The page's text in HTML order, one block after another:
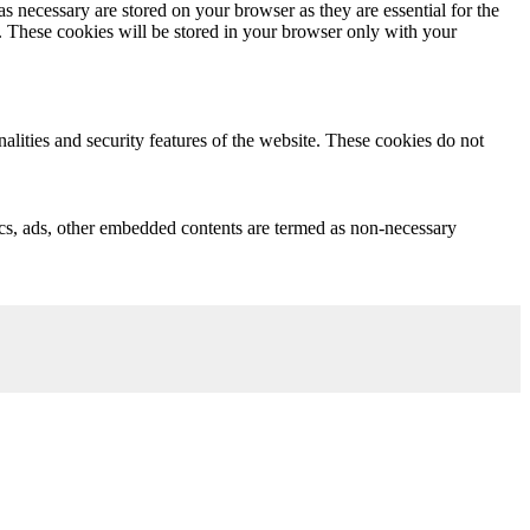
are stored on your browser as they are essential for the
These cookies will be stored in your browser only with your
and security features of the website. These cookies do not
other embedded contents are termed as non-necessary